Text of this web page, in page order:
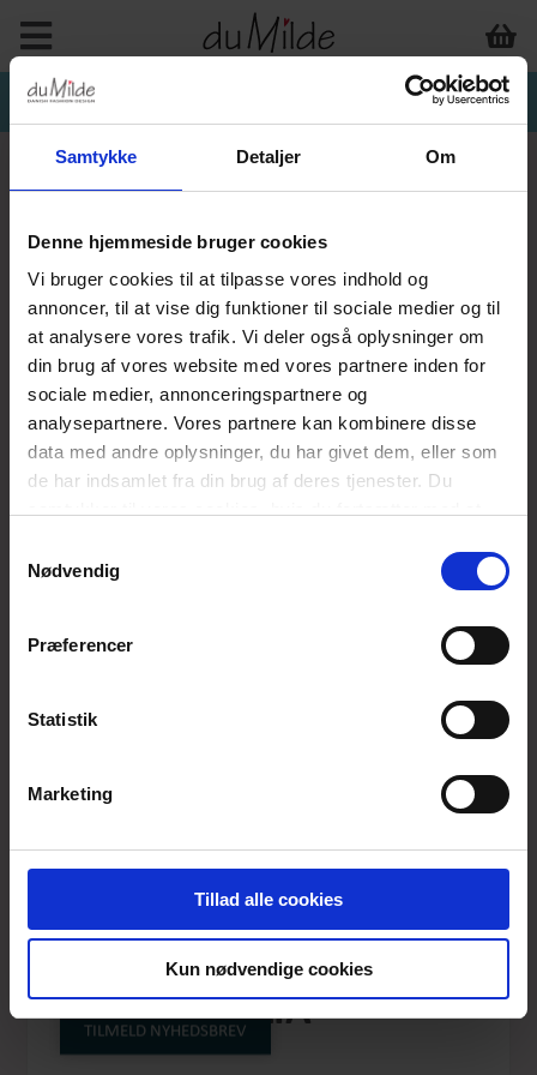
Samtykke Detaljer Om
Denne hjemmeside bruger cookies
Vi bruger cookies til at tilpasse vores indhold og
annoncer, til at vise dig funktioner til sociale medier og til
at analysere vores trafik. Vi deler også oplysninger om
din brug af vores website med vores partnere inden for
sociale medier, annonceringspartnere og
analysepartnere. Vores partnere kan kombinere disse
data med andre oplysninger, du har givet dem, eller som
de har indsamlet fra din brug af deres tjenester. Du
Nødvendig
Præferencer
Statistik
Marketing
Tillad alle cookies
Kun nødvendige cookies
BIRDS OF PARADISE
ETMAGNOLIA
Produktnummer: AW22-005
TILMELD NYHEDSBREV